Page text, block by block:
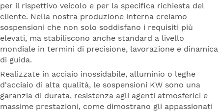
per il rispettivo veicolo e per la specifica richiesta del
cliente. Nella nostra produzione interna creiamo
sospensioni che non solo soddisfano i requisiti più
elevati, ma stabiliscono anche standard a livello
mondiale in termini di precisione, lavorazione e dinamica
di guida.
Realizzate in acciaio inossidabile, alluminio o leghe
d'acciaio di alta qualità, le sospensioni KW sono una
garanzia di durata, resistenza agli agenti atmosferici e
massime prestazioni, come dimostrano gli appassionati